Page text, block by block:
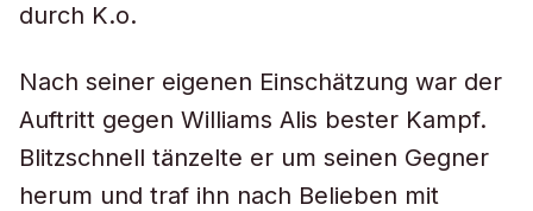
durch K.o.
Nach seiner eigenen Einschätzung war der
Auftritt gegen Williams Alis bester Kampf.
Blitzschnell tänzelte er um seinen Gegner
herum und traf ihn nach Belieben mit